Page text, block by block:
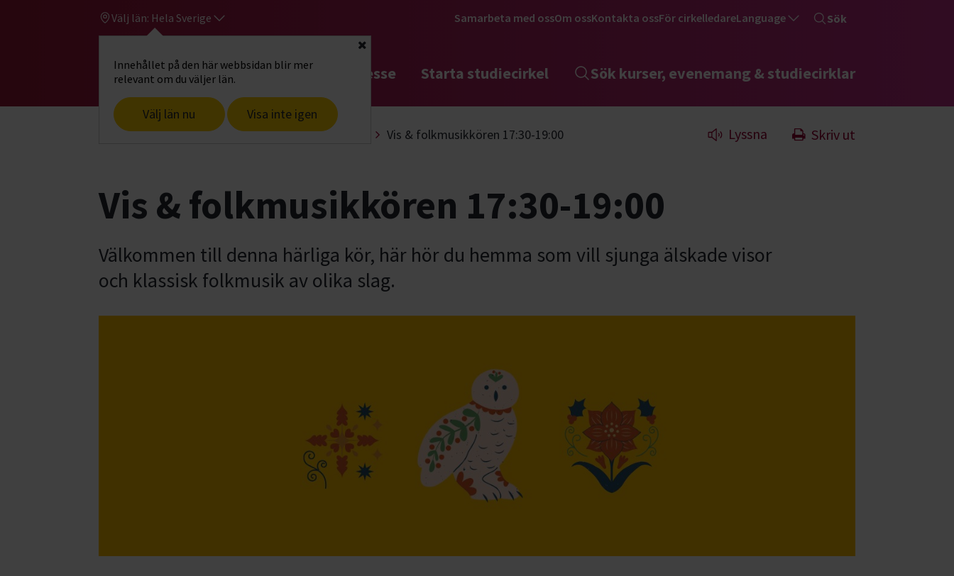
Välj län: Hela Sverige
Innehållet på den här webbsidan blir mer
relevant om du väljer län.
Välj län nu Visa inte igen
Stäng
Samarbeta med ossOm ossKontakta ossFör cirkelledareLanguage Sök
Gå till studiefrämjandets startsidaHitta intresse Starta studiecirkel Sök kurser, evenemang & studiecirklar
Start Hitta intresse Musik Sång och körsång Vis & folkmusikkören 17:30-19:00 Lyssna Skriv ut
Vis & folkmusikkören 17:30-19:00
Välkommen till denna härliga kör, här hör du hemma som vill sjunga älskade visor
och klassisk folkmusik av olika slag.